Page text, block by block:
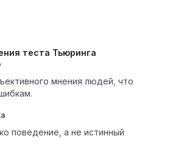
теста Тьюринга
мнения людей, что
поведение, а не истинный